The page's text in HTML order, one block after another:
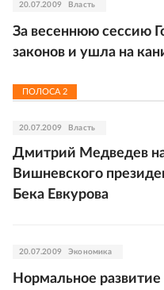
20.07.2009 Власть
За весеннюю сессию
законов и ушла на
ПОЛОСА 2
20.07.2009 Власть
Дмитрий Медведев
Вишневского
Бека Евкурова
20.07.2009 Экономика
Нормальное